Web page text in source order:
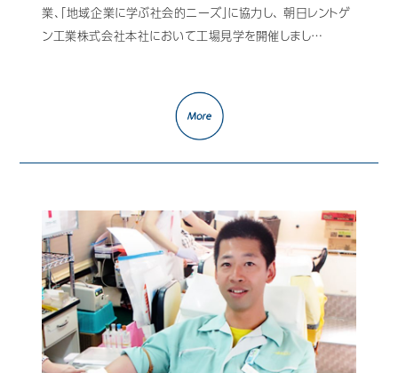
業、「地域企業に学ぶ社会的ニーズ」に協力し、 朝日レントゲ
ン工業株式会社本社において工場見学を開催しまし…